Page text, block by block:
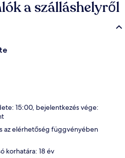
a szálláshelyről
15:00, bejelentkezés vége:
az elérhetőség függvényében
korhatára: 18 év